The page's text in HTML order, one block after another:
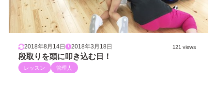
2018年8月14日 2018年3月18日 121 views
段取りを頭に叩き込む日！
レッスン 管理人